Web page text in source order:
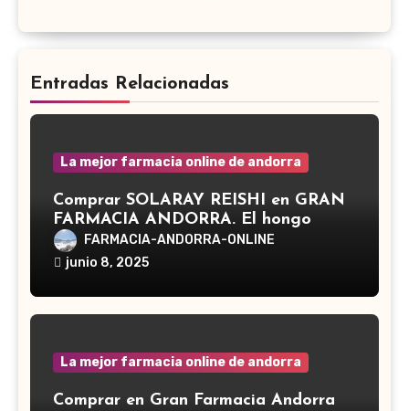
Entradas Relacionadas
La mejor farmacia online de andorra
Comprar SOLARAY REISHI en GRAN
FARMACIA ANDORRA. El hongo
Reishi, cuyo nombre científico es
Ganoderma lucidum, es un hongo
en la medicina tradicional asiática
FARMACIA-ANDORRA-ONLINE
junio 8, 2025
La mejor farmacia online de andorra
Comprar en Gran Farmacia Andorra